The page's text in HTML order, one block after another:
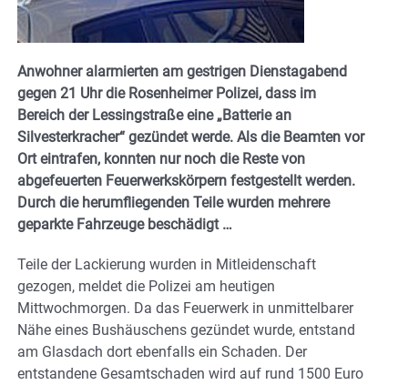
Anwohner alarmierten am gestrigen Dienstagabend
gegen 21 Uhr die Rosenheimer Polizei, dass im
Bereich der Lessingstraße eine „Batterie an
Silvesterkracher“ gezündet werde. Als die Beamten vor
Ort eintrafen, konnten nur noch die Reste von
abgefeuerten Feuerwerkskörpern festgestellt werden.
Durch die herumfliegenden Teile wurden mehrere
geparkte Fahrzeuge beschädigt …
Teile der Lackierung wurden in Mitleidenschaft
gezogen, meldet die Polizei am heutigen
Mittwochmorgen. Da das Feuerwerk in unmittelbarer
Nähe eines Bushäuschens gezündet wurde, entstand
am Glasdach dort ebenfalls ein Schaden. Der
entstandene Gesamtschaden wird auf rund 1500 Euro